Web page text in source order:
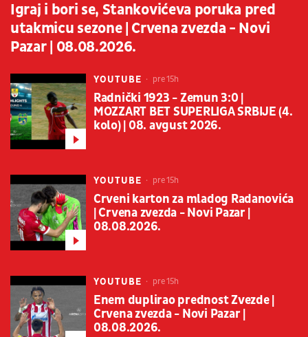
Igraj i bori se, Stankovićeva poruka pred
utakmicu sezone | Crvena zvezda - Novi
Pazar | 08.08.2026.
YOUTUBE pre 15h
Radnički 1923 - Zemun 3:0 |
MOZZART BET SUPERLIGA SRBIJE (4.
kolo) | 08. avgust 2026.
YOUTUBE pre 15h
Crveni karton za mladog Radanovića
| Crvena zvezda - Novi Pazar |
08.08.2026.
YOUTUBE pre 15h
Enem duplirao prednost Zvezde |
Crvena zvezda - Novi Pazar |
08.08.2026.